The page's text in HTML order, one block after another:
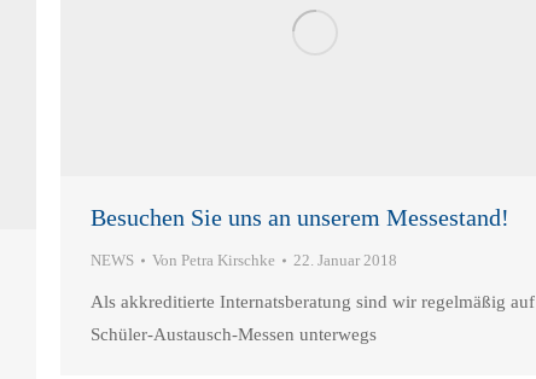
Besuchen Sie uns an unserem Messestand!
NEWS Von Petra Kirschke 22. Januar 2018
Als akkreditierte Internatsberatung sind wir regelmäßig auf
Schüler-Austausch-Messen unterwegs